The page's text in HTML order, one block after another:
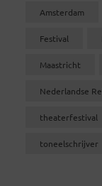
Amsterdam
Festival
Maastricht
Nederlandse
theaterfestival
toneelschrijver